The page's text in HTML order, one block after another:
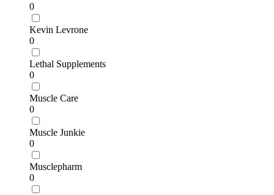
0
Kevin Levrone
0
Lethal Supplements
0
Muscle Care
0
Muscle Junkie
0
Musclepharm
0